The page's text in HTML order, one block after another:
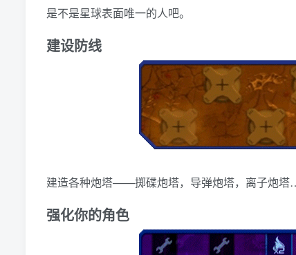
是不是星球表面唯一的人吧。
建设防线
建造各种炮塔——掷碟炮塔，导弹炮塔，离子炮塔
强化你的角色